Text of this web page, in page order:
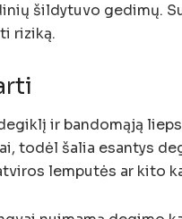
šildytuvo gedimų.
riziką.
ir bandomąją
todėl šalia esantys
lemputės ar kito